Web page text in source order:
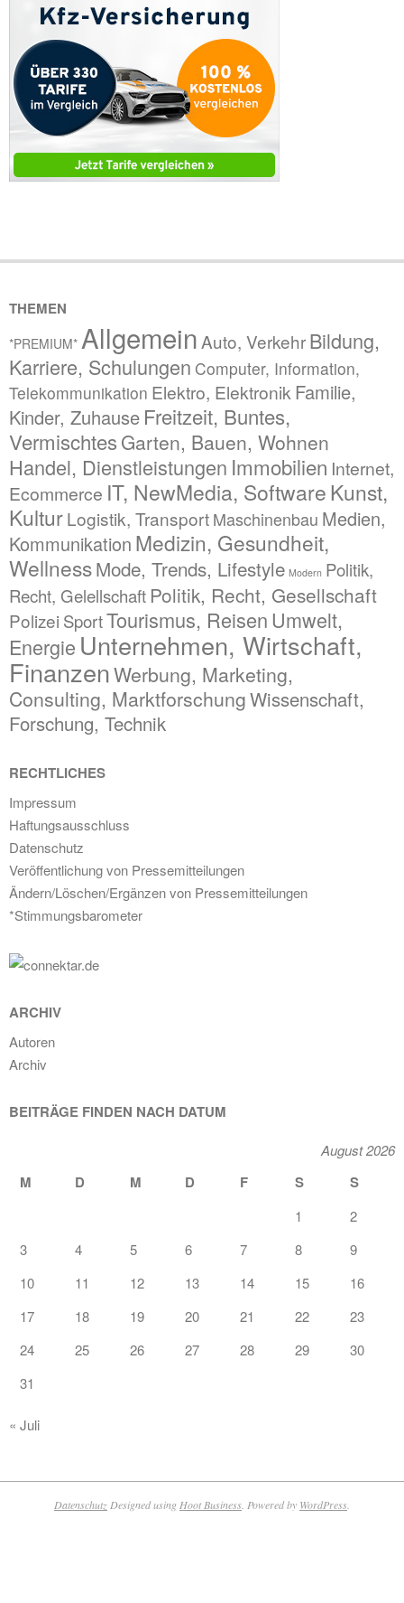
THEMEN
*PREMIUM* Allgemein Auto, VerkehrBildung,
Karriere, Schulungen Computer, Information,
Telekommunikation Elektro, Elektronik Familie,
Kinder, Zuhause Freitzeit, Buntes,
Vermischtes Garten, Bauen, Wohnen
Handel, Dienstleistungen Immobilien Internet,
Ecommerce IT, NewMedia, SoftwareKunst,
KulturLogistik, TransportMaschinenbau Medien,
Kommunikation Medizin, Gesundheit,
WellnessMode, Trends, Lifestyle Modern Politik,
Recht, Gelellschaft Politik, Recht, Gesellschaft
Polizei SportTourismus, Reisen Umwelt,
Energie Unternehmen, Wirtschaft,
FinanzenWerbung, Marketing,
Consulting, MarktforschungWissenschaft,
Forschung, Technik
RECHTLICHES
Impressum
Haftungsausschluss
Datenschutz
Veröffentlichung von Pressemitteilungen
Ändern/Löschen/Ergänzen von Pressemitteilungen
*Stimmungsbarometer
ARCHIV
Autoren
Archiv
BEITRÄGE FINDEN NACH DATUM
August 2026
M D M D F S S
1
2
3
4 5 6 7 8
9
10
11 12 13 14 15
16
17
18 19 20 21 22
23
24
25 26 27 28 29
30
31
« Juli
Datenschutz Designed using Hoot Business . Powered by WordPress